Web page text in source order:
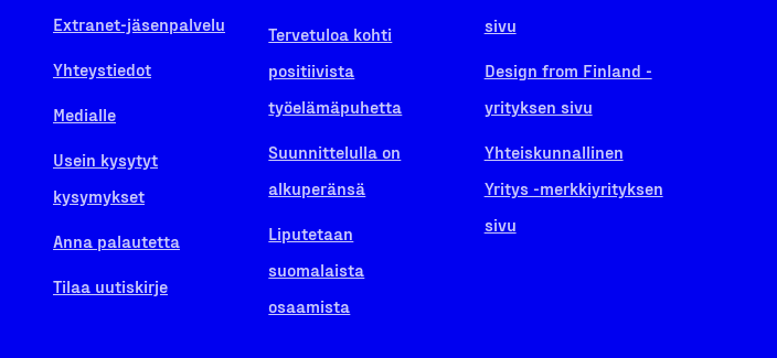
Extranet-jäsenpalvelu
Yhteystiedot
Medialle
Usein kysytyt
kysymykset
Anna palautetta
Tilaa uutiskirje
Tervetuloa kohti
positiivista
työelämäpuhetta
Suunnittelulla on
alkuperänsä
Liputetaan
suomalaista
osaamista
sivu
Design from Finland -
yrityksen sivu
Yhteiskunnallinen
Yritys -merkkiyrityksen
sivu